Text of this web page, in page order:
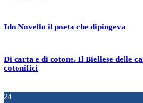
Ido Novello il poeta che dipingeva
Di carta e di cotone. Il Biellese delle
cotonifici
24